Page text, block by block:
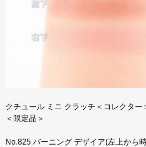
クチュール ミニ クラッチ＜コレクター
＜限定品＞
No.825 バーニング デザイア(左上から